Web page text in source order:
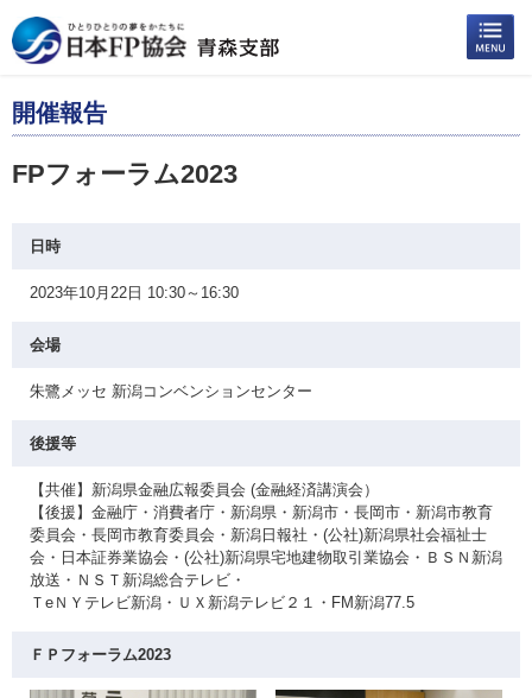
開催報告
FPフォーラム2023
日時
2023年10月22日 10:30～16:30
会場
朱鷺メッセ 新潟コンベンションセンター
後援等
【共催】新潟県金融広報委員会 (金融経済講演会）
【後援】金融庁・消費者庁・新潟県・新潟市・長岡市・新潟市教育
委員会・長岡市教育委員会・新潟日報社・(公社)新潟県社会福祉士
会・日本証券業協会・(公社)新潟県宅地建物取引業協会・ＢＳＮ新潟
放送・ＮＳＴ新潟総合テレビ・
ＴeＮＹテレビ新潟・ＵＸ新潟テレビ２１・FM新潟77.5
ＦＰフォーラム2023